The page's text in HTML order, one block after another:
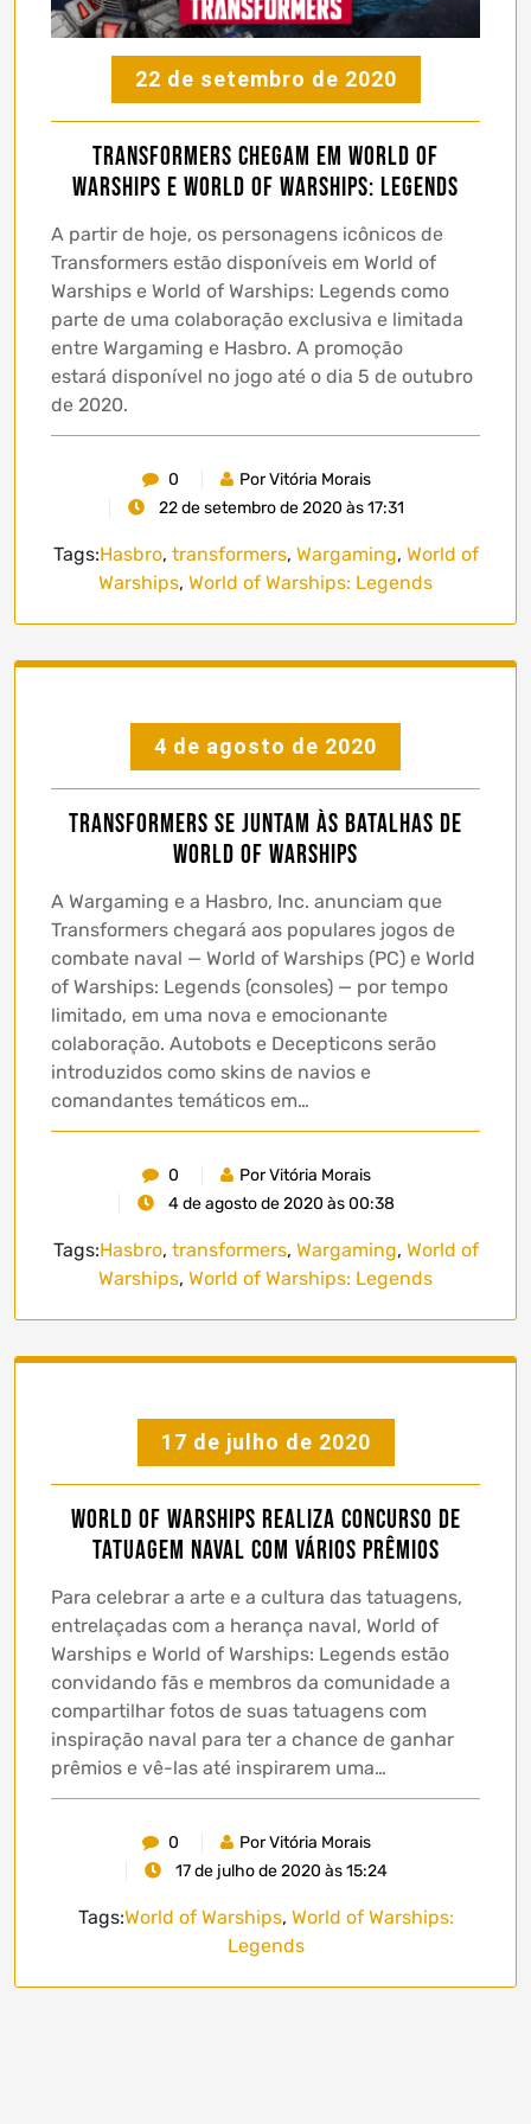
22 de setembro de 2020
Transformers chegam em World of
Warships e World of Warships: Legends
A partir de hoje, os personagens icônicos de
Transformers estão disponíveis em World of
Warships e World of Warships: Legends como
parte de uma colaboração exclusiva e limitada
entre Wargaming e Hasbro. A promoção
estará disponível no jogo até o dia 5 de outubro
de 2020.
0
Por Vitória Morais
22 de setembro de 2020 às 17:31
Tags:Hasbro, transformers, Wargaming, World of
Warships, World of Warships: Legends
4 de agosto de 2020
Transformers se juntam às batalhas de
World of Warships
A Wargaming e a Hasbro, Inc. anunciam que
Transformers chegará aos populares jogos de
combate naval — World of Warships (PC) e World
of Warships: Legends (consoles) — por tempo
limitado, em uma nova e emocionante
colaboração. Autobots e Decepticons serão
introduzidos como skins de navios e
comandantes temáticos em…
0
Por Vitória Morais
4 de agosto de 2020 às 00:38
Tags:Hasbro, transformers, Wargaming, World of
Warships, World of Warships: Legends
17 de julho de 2020
World of Warships realiza concurso de
tatuagem naval com vários prêmios
Para celebrar a arte e a cultura das tatuagens,
entrelaçadas com a herança naval, World of
Warships e World of Warships: Legends estão
convidando fãs e membros da comunidade a
compartilhar fotos de suas tatuagens com
inspiração naval para ter a chance de ganhar
prêmios e vê-las até inspirarem uma…
0
Por Vitória Morais
17 de julho de 2020 às 15:24
Tags:World of Warships, World of Warships:
Legends